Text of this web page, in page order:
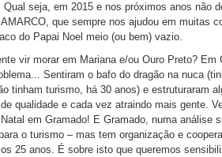
seja, em 2015 e nos próximos anos não
que sempre nos ajudou em muitas
do Papai Noel meio (ou bem) vazio.
vir morar em Mariana e/ou Ouro Preto? Em
Sentiram o bafo do dragão na nuca
tinham turismo, há 30 anos) e estruturaram
qualidade e cada vez atraindo mais gente.
em Gramado! E Gramado, numa análise
o turismo – mas tem organização e
25 anos. É sobre isto que queremos